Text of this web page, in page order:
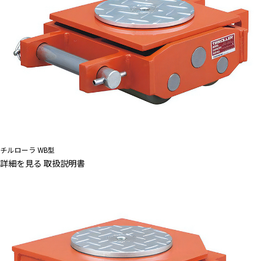
チルローラ WB型
詳細を見る 取扱説明書